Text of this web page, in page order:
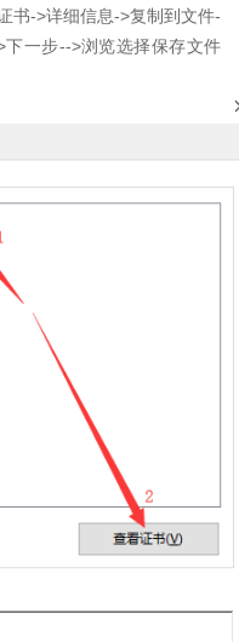
书->详细信息->复制到文件-
下一步-->浏览选择保存文件